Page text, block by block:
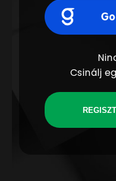
Csinálj